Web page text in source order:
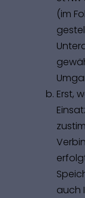
(im
Erst,
auch